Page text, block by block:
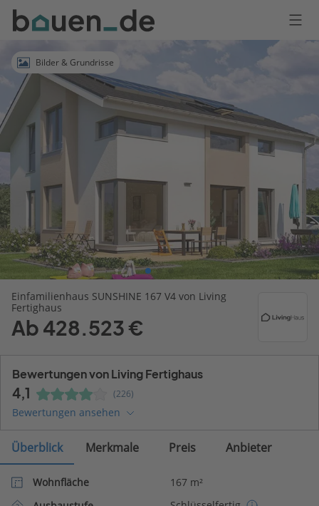
Bauen
Logo
Anmelden
Bilder & Grundrisse
Einfamilienhaus SUNSHINE 167 V4 von Living
Fertighaus
Ab 428.523 €
Bewertungen von Living Fertighaus
4,1 (226)
Bewertungen ansehen
Überblick Merkmale Preis Anbieter
Wohnfläche
167 m²